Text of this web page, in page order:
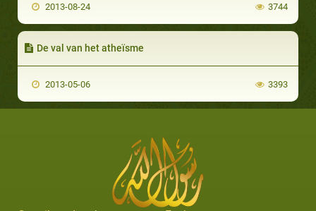
2013-08-24 3744
De val van het atheïsme
2013-05-06 3393